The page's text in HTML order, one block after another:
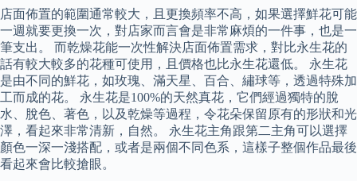
店面佈置的範圍通常較大，且更換頻率不高，如果選擇鮮花可能
一週就要更換一次，對店家而言會是非常麻煩的一件事，也是一
筆支出。 而乾燥花能一次性解決店面佈置需求，對比永生花的
話有較大較多的花種可使用，且價格也比永生花還低。 永生花
是由不同的鮮花，如玫瑰、滿天星、百合、繡球等，透過特殊加
工而成的花。 永生花是100%的天然真花，它們經過獨特的脫
水、脫色、著色，以及乾燥等過程，令花朵保留原有的形狀和光
澤，看起來非常清新，自然。 永生花主角跟第二主角可以選擇
顏色一深一淺搭配，或者是兩個不同色系，這樣子整個作品最後
看起來會比較搶眼。